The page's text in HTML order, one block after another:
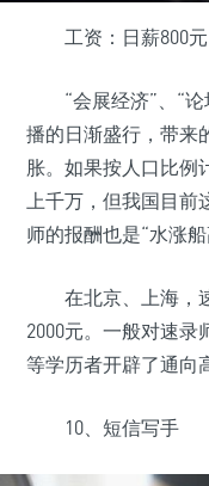
工资：日薪800元
“会展经济”、“
播的日渐盛行，带来
胀。如果按人口比例
上千万，但我国目前
师的报酬也是“水涨船
在北京、上海，
2000元。一般对速录
等学历者开辟了通向
10、短信写手